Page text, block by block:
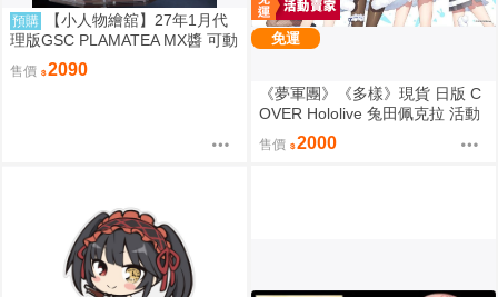
預購
【小人物繪舘】27年1月代
理版GSC PLAMATEA MX醬 可動
組裝模型
售價 2090
免運
《夢軍團》《多樣》現貨 日版 C
OVER Hololive 兔田佩克拉 活動
4周年紀念 動漫桌墊 卡墊 全員
售價 2000